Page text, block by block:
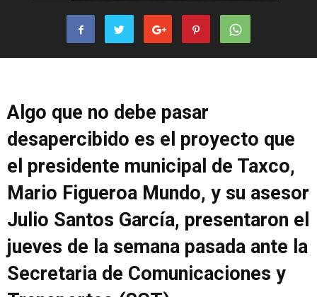
Algo que no debe pasar
desapercibido es el proyecto que
el presidente municipal de Taxco,
Mario Figueroa Mundo, y su asesor
Julio Santos García, presentaron el
jueves de la semana pasada ante la
Secretaria de Comunicaciones y